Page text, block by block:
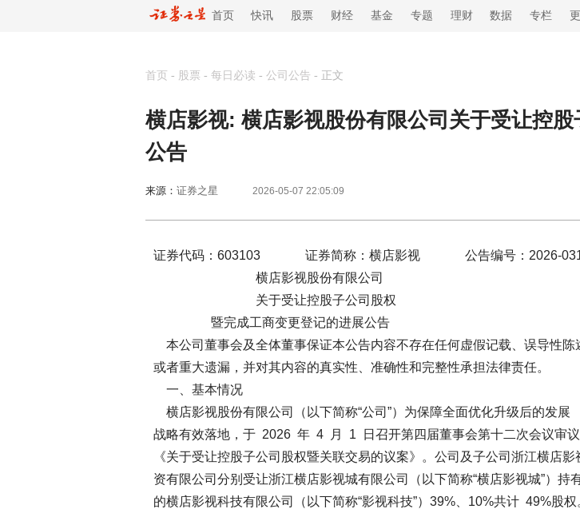
首页 快讯 股票 财经 基金 专题 理财 数据 专栏
首页 - 股票 - 每日必读 - 公司公告 - 正文
横店影视: 横店影视股份有限公司关于受让控
公告
来源： 证券之星 2026-05-07 22:05:09
证券代码：603103 证券简称：横店影视 公告编号：2026-
横店影视股份有限公司
关于受让控股子公司股权
暨完成工商变更登记的进展公告
本公司董事会及全体董事保证本公告内容不存在任何虚假记载、误导性陈
或者重大遗漏，并对其内容的真实性、准确性和完整性承担法律责任。
一、基本情况
横店影视股份有限公司（以下简称“公司”）为保障全面优化升级后的发展
战略有效落地，于 2026 年 4 月 1 日召开第四届董事会第十二次会议审议
《关于受让控股子公司股权暨关联交易的议案》。公司及子公司浙江横店影
资有限公司分别受让浙江横店影视城有限公司（以下简称“横店影视城”）持
的横店影视科技有限公司（以下简称“影视科技”）39%、10%共计 49%股权